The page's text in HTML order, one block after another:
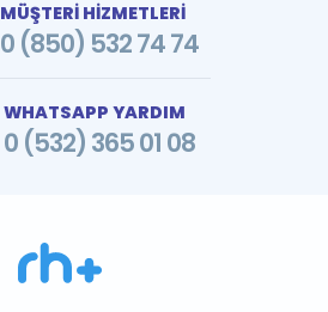
MÜŞTERİ HİZMETLERİ
0 (850) 532 74 74
WHATSAPP YARDIM
0 (532) 365 01 08